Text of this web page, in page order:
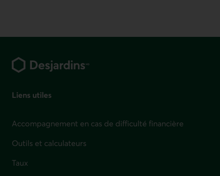
Liens utiles
Accompagnement en cas de difficulté financière
Outils et calculateurs
Taux